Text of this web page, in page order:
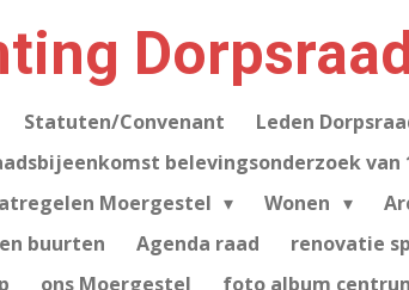
Statuten/Convenant Leden
belevingsonderzoek van
Moergestel Wonen
buurten
Agenda raad renovatie
ons Moergestel foto album